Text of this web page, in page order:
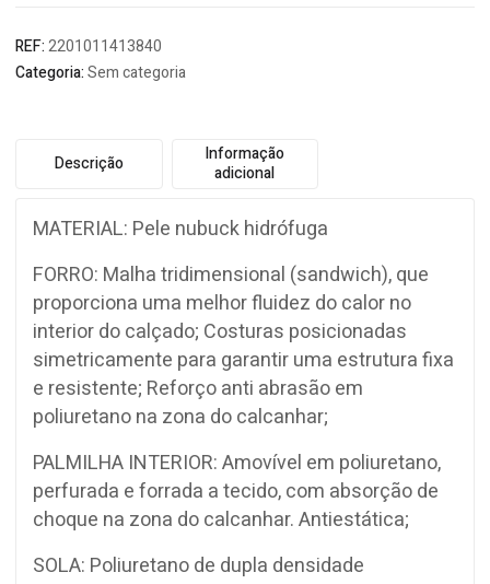
REF:2201011413840
Categoria:Sem categoria
Descrição
Informação
adicional
MATERIAL: Pele nubuck hidrófuga
FORRO: Malha tridimensional (sandwich), que
proporciona uma melhor fluidez do calor no
interior do calçado; Costuras posicionadas
simetricamente para garantir uma estrutura fixa
e resistente; Reforço anti abrasão em
poliuretano na zona do calcanhar;
PALMILHA INTERIOR: Amovível em poliuretano,
perfurada e forrada a tecido, com absorção de
choque na zona do calcanhar. Antiestática;
SOLA: Poliuretano de dupla densidade